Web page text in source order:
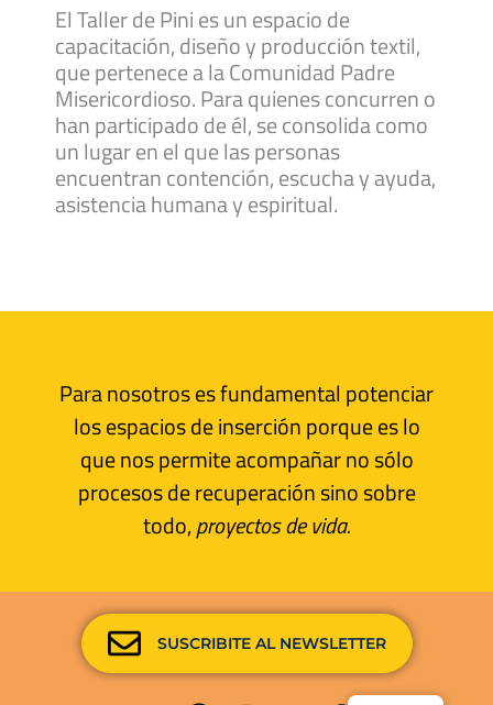
El Taller de Pini es un espacio de
capacitación, diseño y producción textil,
que pertenece a la Comunidad Padre
Misericordioso. Para quienes concurren o
han participado de él, se consolida como
un lugar en el que las personas
encuentran contención, escucha y ayuda,
asistencia humana y espiritual.
Para nosotros es fundamental potenciar
los espacios de inserción porque es lo
que nos permite acompañar no sólo
procesos de recuperación sino sobre
todo,proyectos de vida.
SUSCRIBITE AL NEWSLETTER